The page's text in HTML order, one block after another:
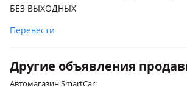
БЕЗ ВЫХОДНЫХ
Перевести
Другие объявления
Автомагазин SmartCar